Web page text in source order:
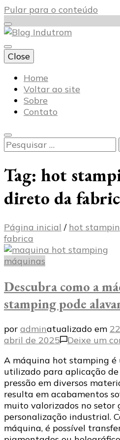
Pular para o conteúdo
Blog
Close
Home
Voltar ao site
Sobre
Contato
Pesquisar
por:
Tag: hot
direto da
Página inicial / hot
fabrica
máquinas
Descubra como a
stamping pode
por adminatualizado em
abril de 2025
Deixe um
A máquina hot stamping é
utilizado para aplicação
pressão em diversos
resulta em acabamentos
muito valorizados no setor
personalização industrial.
máquina, é possível